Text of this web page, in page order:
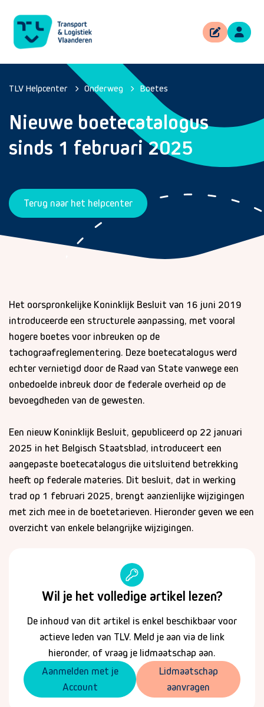
TLV Helpcenter Onderweg Boetes
Nieuwe boetecatalogus
sinds 1 februari 2025
Terug naar het helpcenter
Het oorspronkelijke Koninklijk Besluit van 16 juni 2019
introduceerde een structurele aanpassing, met vooral
hogere boetes voor inbreuken op de
tachograafreglementering. Deze boetecatalogus werd
echter vernietigd door de Raad van State vanwege een
onbedoelde inbreuk door de federale overheid op de
bevoegdheden van de gewesten.
Een nieuw Koninklijk Besluit, gepubliceerd op 22 januari
2025 in het Belgisch Staatsblad, introduceert een
aangepaste boetecatalogus die uitsluitend betrekking
heeft op federale materies. Dit besluit, dat in werking
trad op 1 februari 2025, brengt aanzienlijke wijzigingen
met zich mee in de boetetarieven. Hieronder geven we een
overzicht van enkele belangrijke wijzigingen.
Wil je het volledige artikel lezen?
De inhoud van dit artikel is enkel beschikbaar voor
actieve leden van TLV. Meld je aan via de link
hieronder, of vraag je lidmaatschap aan.
Aanmelden met je
Account
Lidmaatschap
aanvragen